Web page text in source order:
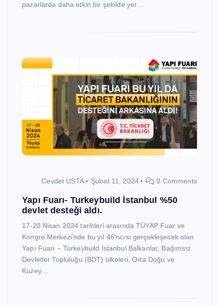
pazarlarda daha etkin bir şekilde yer…
Cevdet USTA Şubat 11, 2024 0 Comments
Yapı Fuarı- Turkeybuild İstanbul %50
devlet desteği aldı.
17-20 Nisan 2024 tarihleri arasında TÜYAP Fuar ve
Kongre Merkezi’nde bu yıl 46’ncısı gerçekleşecek olan
Yapı Fuarı – Turkeybuild İstanbul Balkanlar, Bağımsız
Devletler Topluluğu (BDT) ülkeleri, Orta Doğu ve
Kuzey…